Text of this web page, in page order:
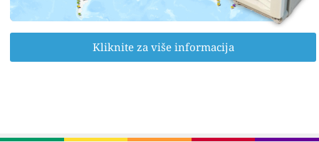
Kliknite za više informacija